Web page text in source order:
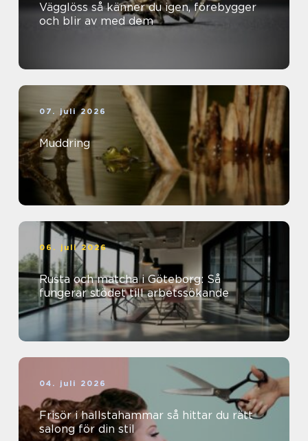
Vägglöss så känner du igen, förebygger
och blir av med dem
07. juli 2026
Muddring
06. juli 2026
Rusta och matcha i Göteborg: Så
fungerar stödet till arbetssökande
04. juli 2026
Frisör i hallstahammar så hittar du rätt
salong för din stil